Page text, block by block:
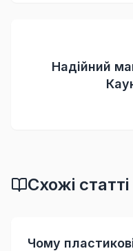
Надійний
Схожі статті
Чому